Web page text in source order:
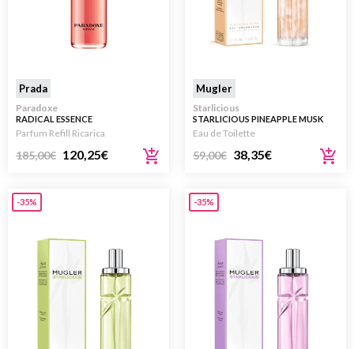
Prada
Paradoxe
RADICAL ESSENCE
Parfum Refill Ricarica
185,00€ 120,25€
Mugler
Starlicious
STARLICIOUS PINEAPPLE MUSK
75ML
Eau de Toilette
59,00€ 38,35€
-35% -35%